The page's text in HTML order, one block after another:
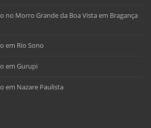
no Morro Grande da Boa Vista em Bragança
em Rio Sono
em Gurupi
em Nazare Paulista